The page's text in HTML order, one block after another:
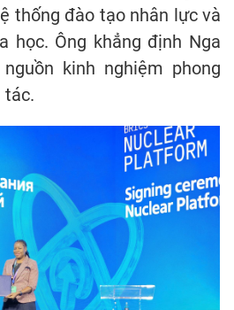
thống đào tạo nhân lực và
học. Ông khẳng định Nga
kinh nghiệm phong
tác.